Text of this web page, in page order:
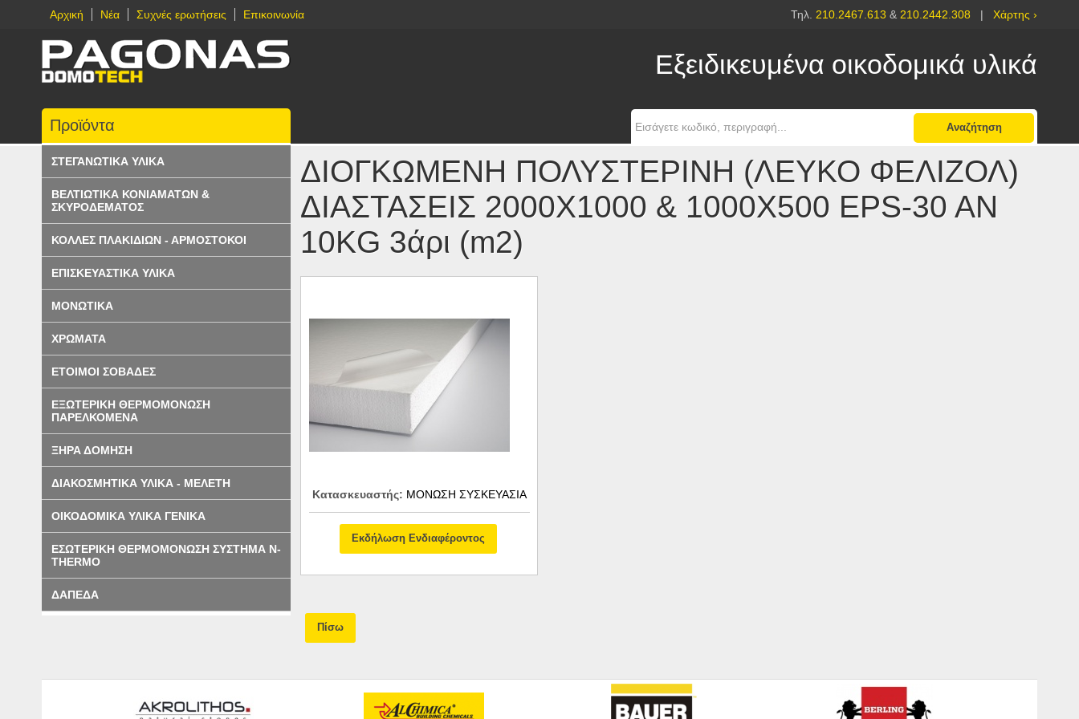
Αρχική Νέα Συχνές ερωτήσεις Επικοινωνία Τηλ. 210.2467.613 & 210.2442.308 | Χάρτης ›
Εξειδικευμένα οικοδομικά υλικά
Αναζήτηση
ΔΙΟΓΚΩΜΕΝΗ ΠΟΛΥΣΤΕΡΙΝΗ (ΛΕΥΚΟ ΦΕΛΙΖΟΛ)
ΔΙΑΣΤΑΣΕΙΣ 2000Χ1000 & 1000Χ500 EPS-30 AN
10KG 3άρι (m2)
Κατασκευαστής: ΜΟΝΩΣΗ ΣΥΣΚΕΥΑΣΙΑ
Εκδήλωση Ενδιαφέροντος
Πίσω
Προϊόντα
ΣΤΕΓΑΝΩΤΙΚΑ ΥΛΙΚΑ
ΒΕΛΤΙΩΤΙΚΑ ΚΟΝΙΑΜΑΤΩΝ &
ΣΚΥΡΟΔΕΜΑΤΟΣ
ΚΟΛΛΕΣ ΠΛΑΚΙΔΙΩΝ - ΑΡΜΟΣΤΟΚΟΙ
ΕΠΙΣΚΕΥΑΣΤΙΚΑ ΥΛΙΚΑ
ΜΟΝΩΤΙΚΑ
ΧΡΩΜΑΤΑ
ΕΤΟΙΜΟΙ ΣΟΒΑΔΕΣ
ΕΞΩΤΕΡΙΚΗ ΘΕΡΜΟΜΟΝΩΣΗ
ΠΑΡΕΛΚΟΜΕΝΑ
ΞΗΡΑ ΔΟΜΗΣΗ
ΔΙΑΚΟΣΜΗΤΙΚΑ ΥΛΙΚΑ - ΜΕΛΕΤΗ
ΟΙΚΟΔΟΜΙΚΑ ΥΛΙΚΑ ΓΕΝΙΚΑ
ΕΣΩΤΕΡΙΚΗ ΘΕΡΜΟΜΟΝΩΣΗ ΣΥΣΤΗΜΑ N-
THERMO
ΔΑΠΕΔΑ